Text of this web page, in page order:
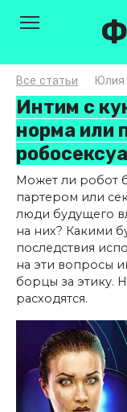
Все статьи
Интим с
норма или
Может ли робот
партером или
люди будущего
на них? Какими
последствия
на эти вопросы
борцы за этику.
расходятся.